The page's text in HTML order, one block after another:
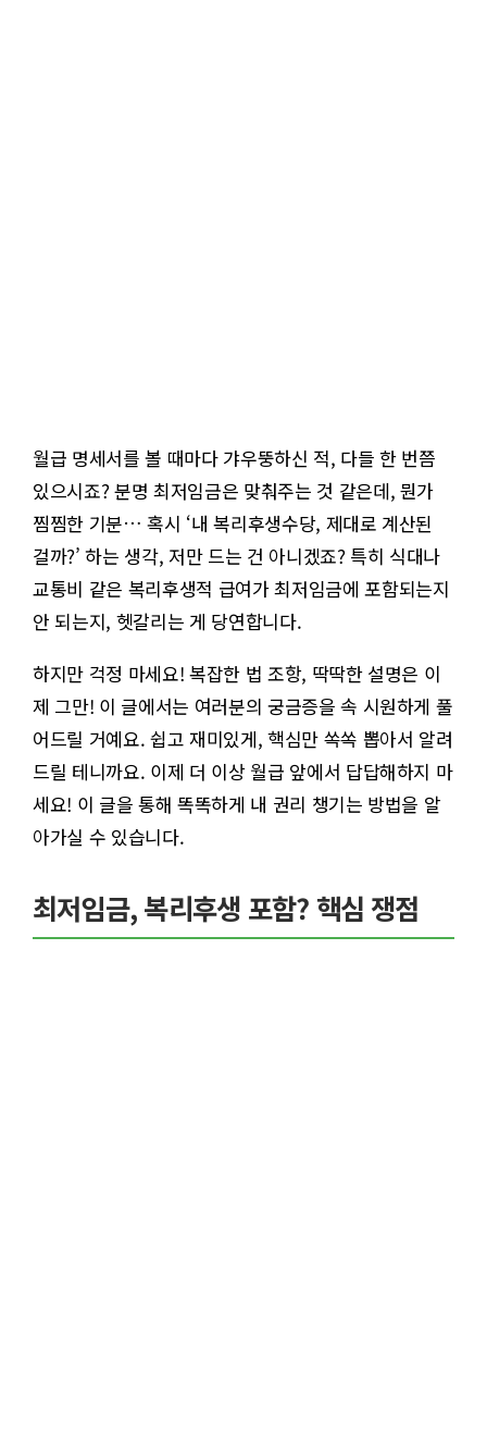
월급 명세서를 볼 때마다 갸우뚱하신 적, 다들 한 번쯤
있으시죠? 분명 최저임금은 맞춰주는 것 같은데, 뭔가
찜찜한 기분… 혹시 ‘내 복리후생수당, 제대로 계산된
걸까?’ 하는 생각, 저만 드는 건 아니겠죠? 특히 식대나
교통비 같은 복리후생적 급여가 최저임금에 포함되는지
안 되는지, 헷갈리는 게 당연합니다.
하지만 걱정 마세요! 복잡한 법 조항, 딱딱한 설명은 이
제 그만! 이 글에서는 여러분의 궁금증을 속 시원하게 풀
어드릴 거예요. 쉽고 재미있게, 핵심만 쏙쏙 뽑아서 알려
드릴 테니까요. 이제 더 이상 월급 앞에서 답답해하지 마
세요! 이 글을 통해 똑똑하게 내 권리 챙기는 방법을 알
아가실 수 있습니다.
최저임금, 복리후생 포함? 핵심 쟁점